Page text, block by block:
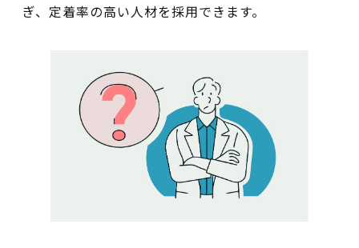
ぎ、定着率の高い人材を採用できます。